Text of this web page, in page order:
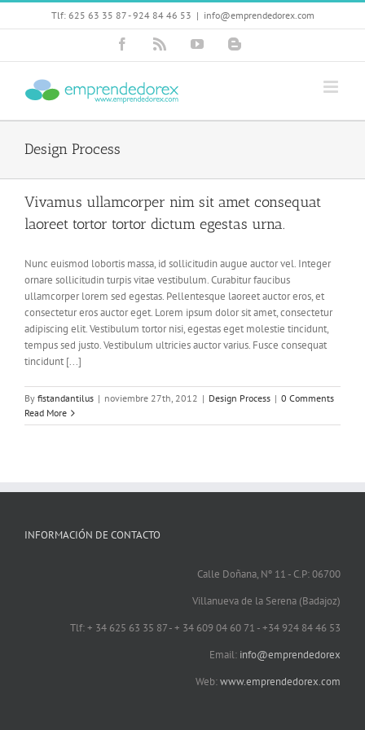
Skip
Tlf: 625 63 35 87 - 924 84 46 53 | info@emprendedorex.com
Facebook YouTubeBlogger
Design Process
Vivamus ullamcorper nim sit amet consequat
laoreet tortor tortor dictum egestas urna.
Nunc euismod lobortis massa, id sollicitudin augue auctor vel. Integer
ornare sollicitudin turpis vitae vestibulum. Curabitur faucibus
ullamcorper lorem sed egestas. Pellentesque laoreet auctor eros, et
consectetur eros auctor eget. Lorem ipsum dolor sit amet, consectetur
adipiscing elit. Vestibulum tortor nisi, egestas eget molestie tincidunt,
tempus sed justo. Vestibulum ultricies auctor varius. Fusce consequat
tincidunt [...]
By fistandantilus | noviembre 27th, 2012 | Design Process | 0 Comments
Read More
INFORMACIÓN DE CONTACTO
Calle Doñana, Nº 11 - C.P: 06700
Villanueva de la Serena (Badajoz)
Tlf: + 34 625 63 35 87 - + 34 609 04 60 71 - +34 924 84 46 53
Email: info@emprendedorex
Web:www.emprendedorex.com